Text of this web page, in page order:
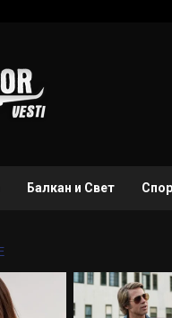
Балкан и Свет